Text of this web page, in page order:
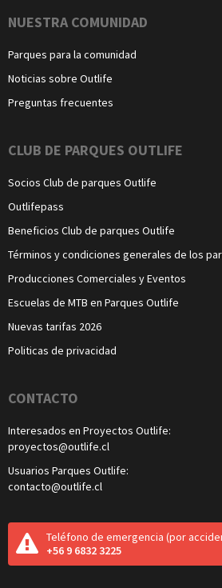
NUESTRA COMUNIDAD
Parques para la comunidad
Noticias sobre Outlife
Preguntas frecuentes
CLUB DE PARQUES OUTLIFE
Socios Club de parques Outlife
Outlifepass
Beneficios Club de parques Outlife
Términos y condiciones generales de los
Producciones Comerciales y Eventos
Escuelas de MTB en Parques Outlife
Nuevas tarifas 2026
Politicas de privacidad
CONTACTO
Interesados en Proyectos Outlife:
proyectos@outlife.cl
Usuarios Parques Outlife:
contacto@outlife.cl
Teléfono de emergencia (por
+56 9 6832 3225